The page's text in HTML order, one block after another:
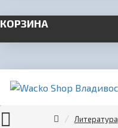
КОРЗИНА
Литература